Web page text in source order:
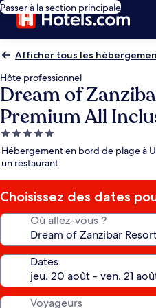
Passer à la section principale
Afficher tous les
Hôte professionnel
Dream of
Premium All
Hébergement
5.0 étoiles
Hébergement en bord de plage à
un restaurant
Choisissez des dates
Où allez-vous ?
Dates
Voyageurs